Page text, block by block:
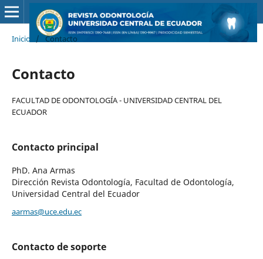
Inicio / Contacto
Contacto
FACULTAD DE ODONTOLOGÍA - UNIVERSIDAD CENTRAL DEL
ECUADOR
Contacto principal
PhD. Ana Armas
Dirección Revista Odontología, Facultad de Odontología,
Universidad Central del Ecuador
aarmas@uce.edu.ec
Contacto de soporte